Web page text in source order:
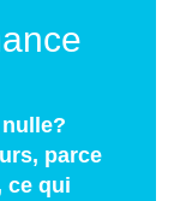
parce
ce qui